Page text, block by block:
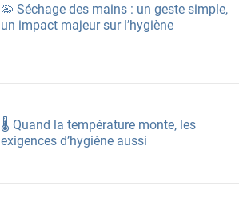
🦠 Séchage des mains : un geste simple,
un impact majeur sur l’hygiène
🌡️ Quand la température monte, les
exigences d’hygiène aussi